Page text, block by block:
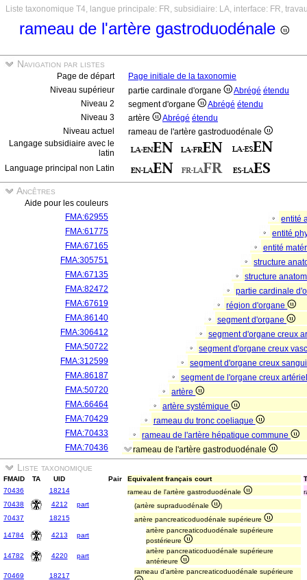
Liste taxonomique T4, langue principale: FR, subsidiaire: LA, interface: FR,
rameau de l'artère gastroduodénale
Navigation par listes
Page de départ
Page initiale de la taxonomie
Niveau supérieur
partie cardinale d'organe Abrégé étendu
Niveau 2
segment d'organe Abrégé étendu
Niveau 3
artère Abrégé étendu
Niveau actuel
rameau de l'artère gastroduodénale
Langage subsidiaire avec le
latin
Language principal non Latin
Ancêtres
Aide pour les couleurs
FMA:62955
entité
FMA:61775
entité
FMA:67165
entité
FMA:305751
structure
FMA:67135
structure
FMA:82472
partie cardinale
FMA:67619
région d'organe
FMA:86140
segment d'organe
FMA:306412
segment d'organe creux
FMA:50722
segment d'organe creux
FMA:312599
segment d'organe creux
FMA:86187
segment de l'organe creux
FMA:50720
artère
FMA:66464
artère systémique
FMA:70429
rameau du tronc coeliaque
FMA:70433
rameau de l'artère hépatique commune
FMA:70436
rameau de l'artère gastroduodénale
Liste taxonomique
FMAID TA UID Pair Equivalent français court
70436
18214 rameau de l'artère gastroduodénale
70438
4212 part (artère supraduodénale
)
70437
18215 artère pancreaticoduodénale supérieure
14784 4213 part
artère pancreaticoduodénale supérieure
postérieure
14782
4220 part
artère pancreaticoduodénale supérieure
antérieure
70469
18217
rameau d'artère pancreaticoduodénale supérieure